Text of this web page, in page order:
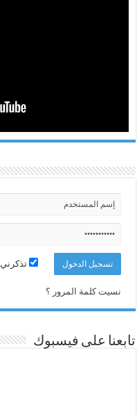
تذكرني
نسيت كلمة المرور ؟
تابعنا على فيسبوك